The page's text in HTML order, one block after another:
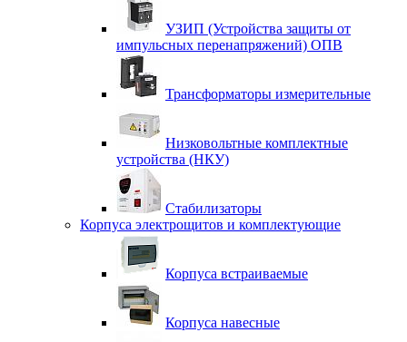
УЗИП (Устройства защиты от
импульсных перенапряжений) ОПВ
Трансформаторы измерительные
Низковольтные комплектные
устройства (НКУ)
Стабилизаторы
Корпуса электрощитов и комплектующие
Корпуса встраиваемые
Корпуса навесные